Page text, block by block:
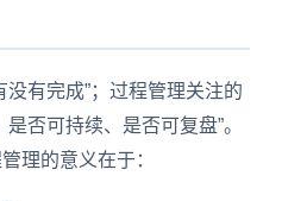
没有完成”；过程管理关注的
否可持续、是否可复盘”。
理的意义在于：